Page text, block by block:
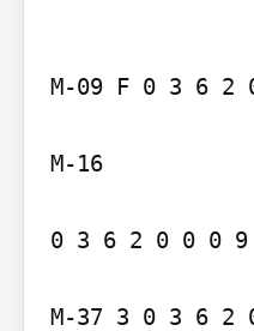
M-09 F 0 3 6 2
M-16
0 3 6 2 0 0 0 9
M-37 3 0 3 6 2